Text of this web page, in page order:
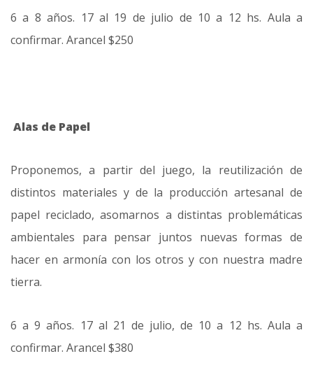
6 a 8 años. 17 al 19 de julio de 10 a 12 hs. Aula a
confirmar. Arancel $250
Alas de Papel
Proponemos, a partir del juego, la reutilización de
distintos materiales y de la producción artesanal de
papel reciclado, asomarnos a distintas problemáticas
ambientales para pensar juntos nuevas formas de
hacer en armonía con los otros y con nuestra madre
tierra.
6 a 9 años. 17 al 21 de julio, de 10 a 12 hs. Aula a
confirmar. Arancel $380